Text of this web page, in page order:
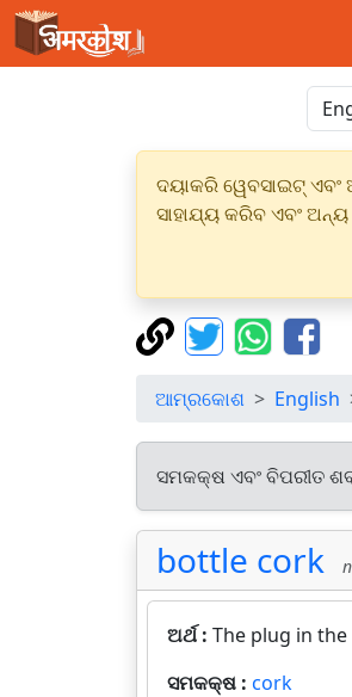
ଦୟାକରି ୱେବସାଇଟ୍
ସାହାଯ୍ୟ କରିବ ଏବଂ
ଆମ୍ରକୋଶ English
ସମକକ୍ଷ ଏବଂ ବିପରୀତ
bottle cork
ଅର୍ଥ : The plug in
ସମକକ୍ଷ : cork